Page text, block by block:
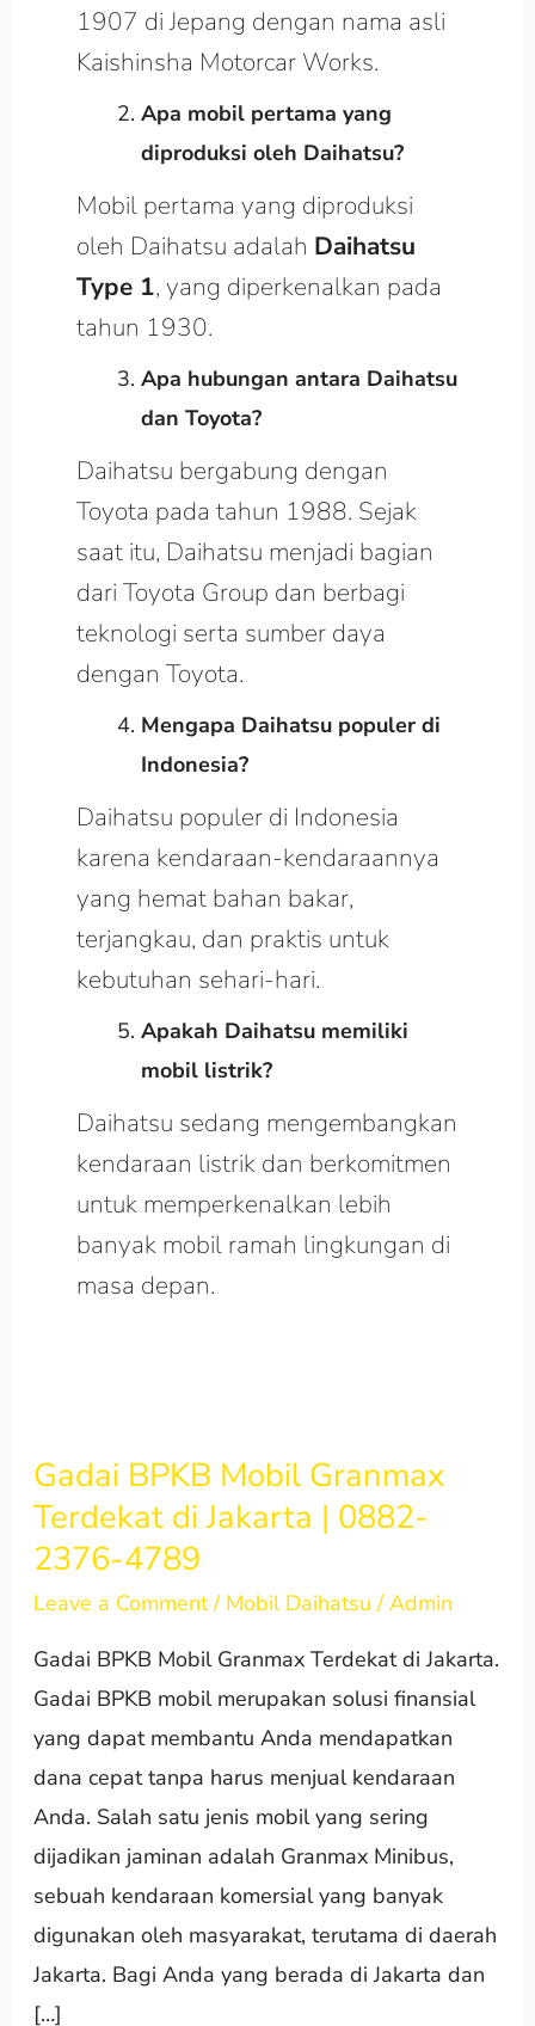
1907 di Jepang dengan nama asli
Kaishinsha Motorcar Works.
Apa mobil pertama yang
diproduksi oleh Daihatsu?
Mobil pertama yang diproduksi
oleh Daihatsu adalah Daihatsu
Type 1, yang diperkenalkan pada
tahun 1930.
Apa hubungan antara Daihatsu
dan Toyota?
Daihatsu bergabung dengan
Toyota pada tahun 1988. Sejak
saat itu, Daihatsu menjadi bagian
dari Toyota Group dan berbagi
teknologi serta sumber daya
dengan Toyota.
Mengapa Daihatsu populer di
Indonesia?
Daihatsu populer di Indonesia
karena kendaraan-kendaraannya
yang hemat bahan bakar,
terjangkau, dan praktis untuk
kebutuhan sehari-hari.
Apakah Daihatsu memiliki
mobil listrik?
Daihatsu sedang mengembangkan
kendaraan listrik dan berkomitmen
untuk memperkenalkan lebih
banyak mobil ramah lingkungan di
masa depan.
Gadai BPKB Mobil Granmax
Terdekat di Jakarta | 0882-
2376-4789
Leave a Comment / Mobil Daihatsu /Admin
Gadai BPKB Mobil Granmax Terdekat di Jakarta.
Gadai BPKB mobil merupakan solusi finansial
yang dapat membantu Anda mendapatkan
dana cepat tanpa harus menjual kendaraan
Anda. Salah satu jenis mobil yang sering
dijadikan jaminan adalah Granmax Minibus,
sebuah kendaraan komersial yang banyak
digunakan oleh masyarakat, terutama di daerah
Jakarta. Bagi Anda yang berada di Jakarta dan
[…]
Gadai
BPKB
Mobil
Granmax
di
Jakarta
|
0882-
2376-
4789